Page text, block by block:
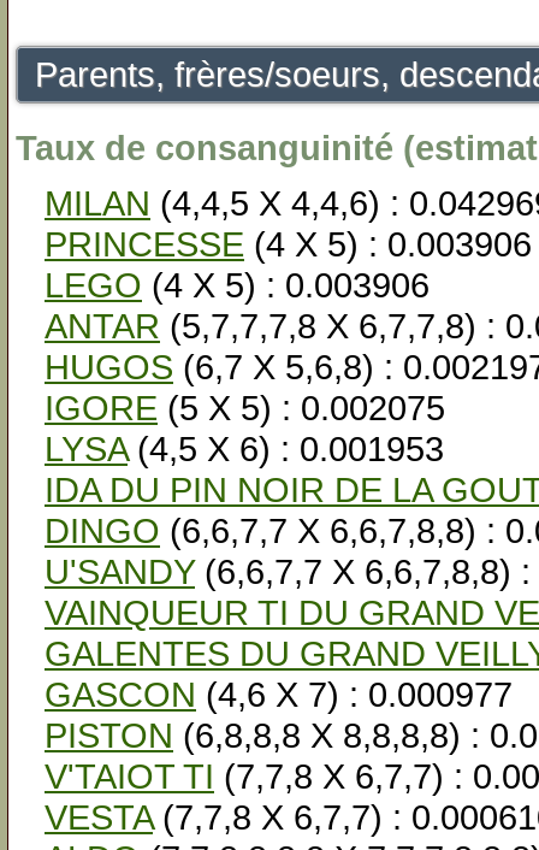
Parents, frères/soeurs,
Taux de consanguinité
MILAN (4,4,5 X 4,4,6) :
PRINCESSE (4 X 5) : 0.003906
LEGO (4 X 5) : 0.003906
ANTAR (5,7,7,7,8 X 6,7,7,8) :
HUGOS (6,7 X 5,6,8) :
IGORE (5 X 5) : 0.002075
LYSA(4,5 X 6) : 0.001953
IDA DU PIN NOIR DE LA
DINGO (6,6,7,7 X 6,6,7,8,8) :
U'SANDY(6,6,7,7 X 6,6,7,8,8) :
VAINQUEUR TI DU GRAND
GALENTES DU GRAND
GASCON (4,6 X 7) : 0.000977
PISTON (6,8,8,8 X 8,8,8,8) :
V'TAIOT TI (7,7,8 X 6,7,7) :
VESTA(7,7,8 X 6,7,7) :